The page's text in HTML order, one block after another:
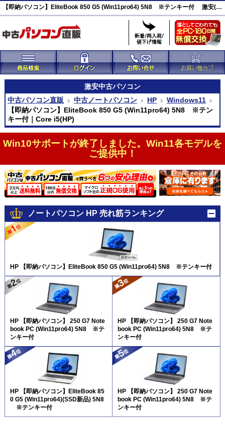
【即納パソコン】EliteBook 850 G5 (Win11pro64) 5N8 ※テンキー付 激安(47101)
激安中古パソコン
中古パソコン直販
中古ノートパソコン HP
Windows11
【即納パソコン】EliteBook 850 G5 (Win11pro64) 5N8 ※テン
キー付｜Core i5(HP)
Win10サポートが終了しました。Win11各モデルを
ご提供中！
ノートパソコン HP 売れ筋ランキング
HP 【即納パソコン】EliteBook 850 G5 (Win11pro64) 5N8 ※テンキー付
HP 【即納パソコン】 250 G7 Note
book PC (Win11pro64) 5N8 ※テ
ンキー付
HP 【即納パソコン】 250 G7 Note
book PC (Win11pro64) 5N8 ※テ
ンキー付
HP 【即納パソコン】EliteBook 85
0 G5 (Win11pro64)(SSD新品) 5N8
※テンキー付
HP 【即納パソコン】 250 G7 Note
book PC (Win11pro64) 5N8 ※テ
ンキー付